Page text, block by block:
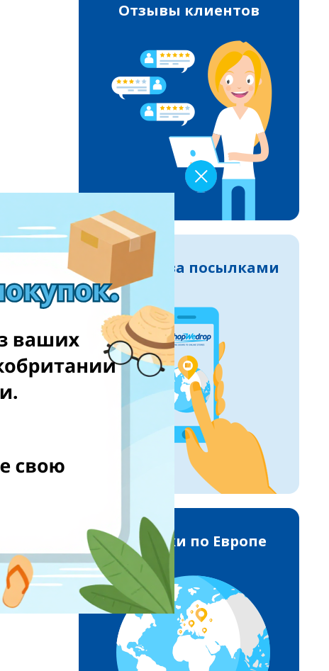
Отзывы клиентов
Следите за посылками
Доставки по Европе